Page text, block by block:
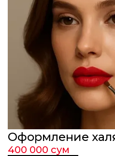
Оформление
400 000 сум